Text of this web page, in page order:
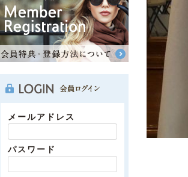
メールアドレス
パスワード